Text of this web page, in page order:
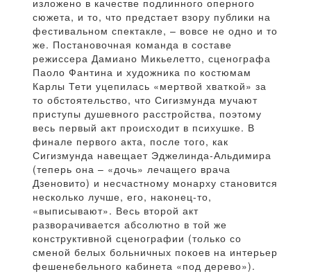
изложено в качестве подлинного оперного
сюжета, и то, что предстает взору публики на
фестивальном спектакле, – вовсе не одно и то
же. Постановочная команда в составе
режиссера Дамиано Микьелетто, сценографа
Паоло Фантина и художника по костюмам
Карлы Тети уцепилась «мертвой хваткой» за
то обстоятельство, что Сигизмунда мучают
приступы душевного расстройства, поэтому
весь первый акт происходит в психушке. В
финале первого акта, после того, как
Сигизмунда навещает Эджелинда-Альдимира
(теперь она – «дочь» лечащего врача
Дзеновито) и несчастному монарху становится
несколько лучше, его, наконец-то,
«выписывают». Весь второй акт
разворачивается абсолютно в той же
конструктивной сценографии (только со
сменой белых больничных покоев на интерьер
фешенебельного кабинета «под дерево»).